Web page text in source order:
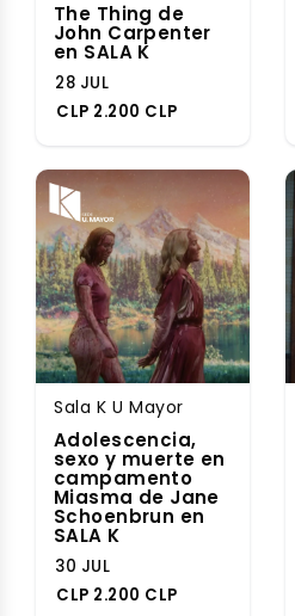
The Thing de
John Carpenter
en SALA K
28 JUL
CLP 2.200 CLP
Sala K U Mayor
Adolescencia,
sexo y muerte en
campamento
Miasma de Jane
Schoenbrun en
SALA K
30 JUL
CLP 2.200 CLP